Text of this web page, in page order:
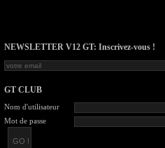
NEWSLETTER V12 GT: Inscrivez-vous !
GT CLUB
Nom d'utilisateur
Mot de passe